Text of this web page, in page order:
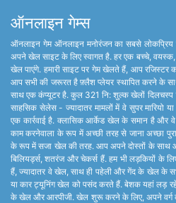
ऑनलाइन गेम्स
ऑनलाइन गेम ऑनलाइन मनोरंजन का सबसे
अपने खेल साइट के लिए स्वागत है. हर एक बच्चे,
खेल पाएंगे. हमारी साइट पर गेम खेलते हैं, आप
आप सभी की जरूरत है फ़्लैश प्लेयर स्थापित करने के
साथ एक कंप्यूटर है. कुल 321 नि: शुल्क खेलों
साहसिक सेलेस - ज्यादातर मामलों में वे सुपर मारियो
एक कार्रवाई है. क्लासिक आर्केड खेल के समान है और
काम करनेवाला के रूप में अच्छी तरह से जाना अच्छा
के रूप में सजा खेल की तरह. आप अपने दोस्तों के
बिलियर्ड्स, शतरंज और चेकर्स हैं. हम भी लड़कियों के
हैं, ज्यादातर वे खेल, साथ ही पहेली और गेंद के खेल के
या कार ट्यूनिंग खेल को पसंद करते हैं. बेशक यहां लड़
के खेल और आरपीजी. खेल शुरू करने के लिए, अपने